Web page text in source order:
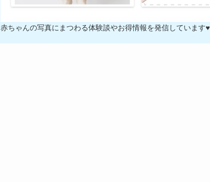
赤ちゃんの写真にまつわる体験談やお得情報を発信しています♥